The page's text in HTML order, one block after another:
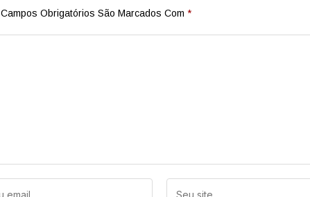
Campos Obrigatórios São Marcados Com *